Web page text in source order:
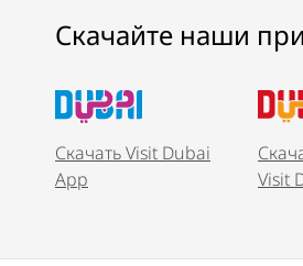
Скачайте наши
Скачать Visit Dubai
App
Visit